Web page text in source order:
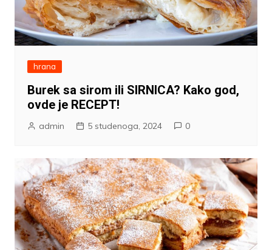
hrana
Burek sa sirom ili SIRNICA? Kako god,
ovde je RECEPT!
admin 5 studenoga, 2024 0